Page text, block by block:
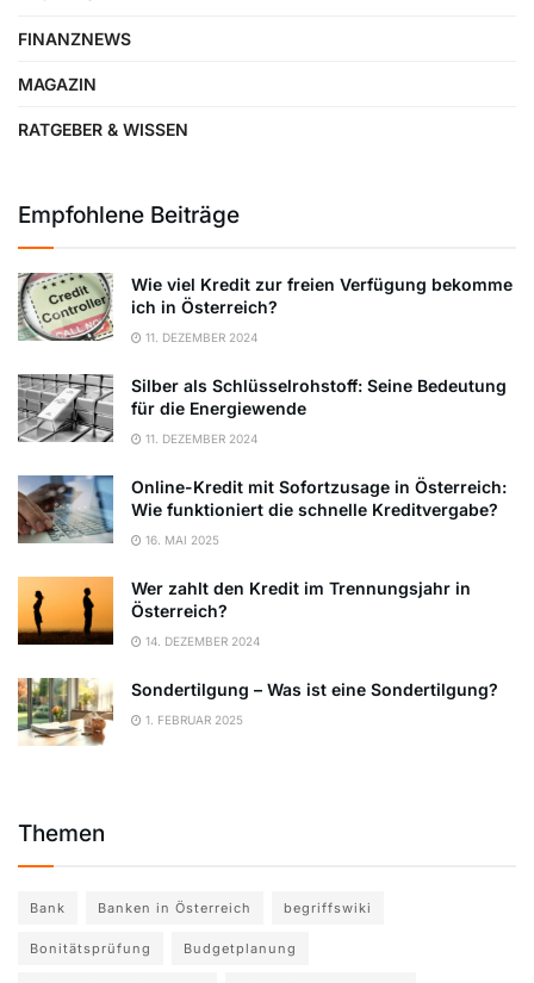
FINANZNEWS
MAGAZIN
RATGEBER & WISSEN
Empfohlene Beiträge
Wie viel Kredit zur freien Verfügung bekomme
ich in Österreich?
11. DEZEMBER 2024
Silber als Schlüsselrohstoff: Seine Bedeutung
für die Energiewende
11. DEZEMBER 2024
Online-Kredit mit Sofortzusage in Österreich:
Wie funktioniert die schnelle Kreditvergabe?
16. MAI 2025
Wer zahlt den Kredit im Trennungsjahr in
Österreich?
14. DEZEMBER 2024
Sondertilgung – Was ist eine Sondertilgung?
1. FEBRUAR 2025
Themen
Bank Banken in Österreich begriffswiki
Bonitätsprüfung Budgetplanung